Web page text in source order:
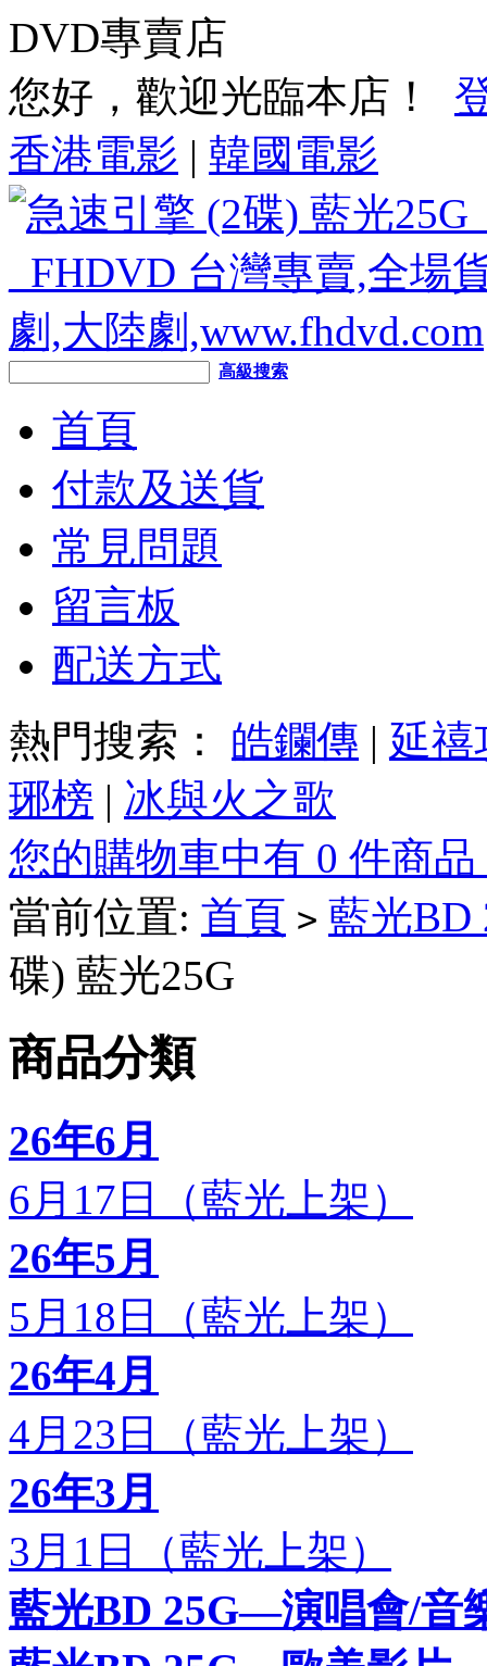
DVD專賣店
您好，歡迎光臨本店！
香港電影 | 韓國電影
高級搜索
首頁
付款及送貨
常見問題
留言板
配送方式
熱門搜索： 皓鑭傳 | 延禧
琊榜 | 冰與火之歌
您的購物車中有 0 件商
當前位置: 首頁 > 藍光
碟) 藍光25G
商品分類
26年6月
6月17日（藍光上架）
26年5月
5月18日（藍光上架）
26年4月
4月23日（藍光上架）
26年3月
3月1日（藍光上架）
藍光BD 25G—演唱會/音